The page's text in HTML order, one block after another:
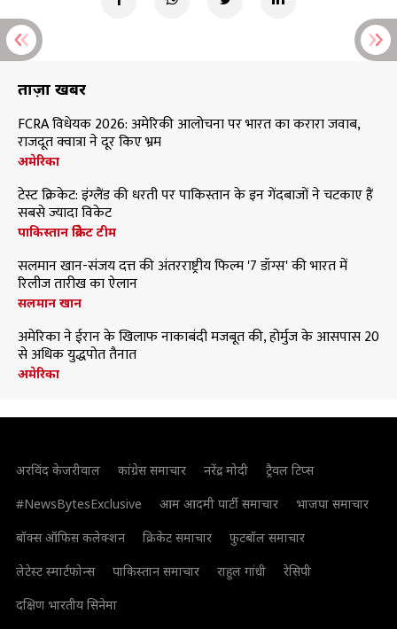
ताज़ा खबरें
FCRA विधेयक 2026: अमेरिकी आलोचना पर भारत का करारा जवाब,
राजदूत क्वात्रा ने दूर किए भ्रम
अमेरिका
टेस्ट क्रिकेट: इंग्लैंड की धरती पर पाकिस्तान के इन गेंदबाजों ने चटकाए हैं
सबसे ज्यादा विकेट
पाकिस्तान क्रिकेट टीम
सलमान खान-संजय दत्त की अंतरराष्ट्रीय फिल्म '7 डॉग्स' की भारत में
रिलीज तारीख का ऐलान
सलमान खान
अमेरिका ने ईरान के खिलाफ नाकाबंदी मजबूत की, होर्मुज के आसपास 20
से अधिक युद्धपोत तैनात
अमेरिका
अरविंद केजरीवाल कांग्रेस समाचार नरेंद्र मोदी
ट्रैवल टिप्स
#NewsBytesExclusive
आम आदमी पार्टी समाचार
भाजपा समाचार
बॉक्स ऑफिस कलेक्शन
क्रिकेट समाचार
फुटबॉल समाचार
लेटेस्ट स्मार्टफोन्स
पाकिस्तान समाचार राहुल गांधी
रेसिपी
दक्षिण भारतीय सिनेमा